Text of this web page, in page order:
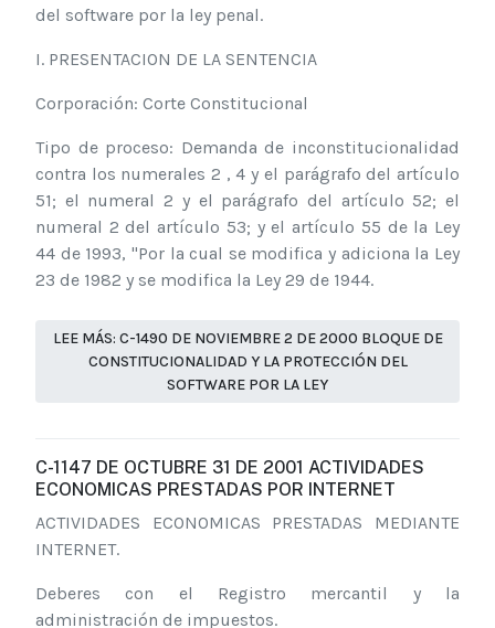
del software por la ley penal.
I. PRESENTACION DE LA SENTENCIA
Corporación: Corte Constitucional
Tipo de proceso: Demanda de inconstitucionalidad
contra los numerales 2 , 4 y el parágrafo del artículo
51; el numeral 2 y el parágrafo del artículo 52; el
numeral 2 del artículo 53; y el artículo 55 de la Ley
44 de 1993, "Por la cual se modifica y adiciona la Ley
23 de 1982 y se modifica la Ley 29 de 1944.
LEE MÁS: C-1490 DE NOVIEMBRE 2 DE 2000 BLOQUE DE
CONSTITUCIONALIDAD Y LA PROTECCIÓN DEL
SOFTWARE POR LA LEY
C-1147 DE OCTUBRE 31 DE 2001 ACTIVIDADES
ECONOMICAS PRESTADAS POR INTERNET
ACTIVIDADES ECONOMICAS PRESTADAS MEDIANTE
INTERNET.
Deberes con el Registro mercantil y la
administración de impuestos.